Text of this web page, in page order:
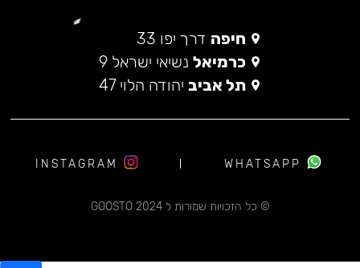
חיפה דרך יפו 33
כרמיאל נשיאי ישראל 9
תל אביב יהודה הלוי 47
© כל הזכויות שמורות ל 2024 GOOSTO
WHATSAPP
INSTAGRAM